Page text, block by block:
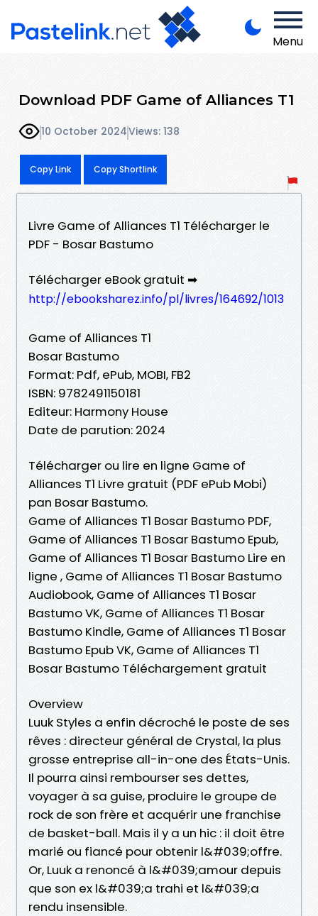
Menu
Download PDF Game of Alliances T1
10 October 2024Views: 138
Copy Link Copy Shortlink
Livre Game of Alliances T1 Télécharger le
PDF - Bosar Bastumo
Télécharger eBook gratuit ➡
http://ebooksharez.info/pl/livres/164692/1013
Game of Alliances T1
Bosar Bastumo
Format: Pdf, ePub, MOBI, FB2
ISBN: 9782491150181
Editeur: Harmony House
Date de parution: 2024
Télécharger ou lire en ligne Game of
Alliances T1 Livre gratuit (PDF ePub Mobi)
pan Bosar Bastumo.
Game of Alliances T1 Bosar Bastumo PDF,
Game of Alliances T1 Bosar Bastumo Epub,
Game of Alliances T1 Bosar Bastumo Lire en
ligne , Game of Alliances T1 Bosar Bastumo
Audiobook, Game of Alliances T1 Bosar
Bastumo VK, Game of Alliances T1 Bosar
Bastumo Kindle, Game of Alliances T1 Bosar
Bastumo Epub VK, Game of Alliances T1
Bosar Bastumo Téléchargement gratuit
Overview
Luuk Styles a enfin décroché le poste de ses
rêves : directeur général de Crystal, la plus
grosse entreprise all-in-one des États-Unis.
Il pourra ainsi rembourser ses dettes,
voyager à sa guise, produire le groupe de
rock de son frère et acquérir une franchise
de basket-ball. Mais il y a un hic : il doit être
marié ou fiancé pour obtenir l&#039;offre.
Or, Luuk a renoncé à l&#039;amour depuis
que son ex l&#039;a trahi et l&#039;a
rendu insensible.